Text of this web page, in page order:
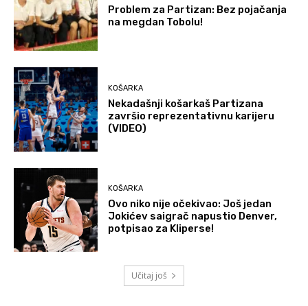
Problem za Partizan: Bez pojačanja
na megdan Tobolu!
KOŠARKA
Nekadašnji košarkaš Partizana
završio reprezentativnu karijeru
(VIDEO)
KOŠARKA
Ovo niko nije očekivao: Još jedan
Jokićev saigrač napustio Denver,
potpisao za Kliperse!
Učitaj još